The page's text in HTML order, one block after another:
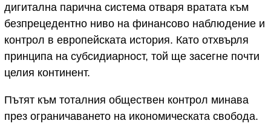
дигитална парична система отваря вратата към
безпрецедентно ниво на финансово наблюдение и
контрол в европейската история. Като отхвърля
принципа на субсидиарност, той ще засегне почти
целия континент.
Пътят към тоталния обществен контрол минава
през ограничаването на икономическата свобода.